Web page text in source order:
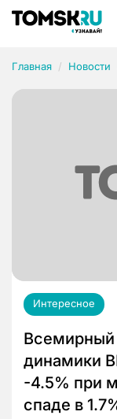
Главная Новости
Интересное
Всемирный
динамики
-4.5% при
спаде в